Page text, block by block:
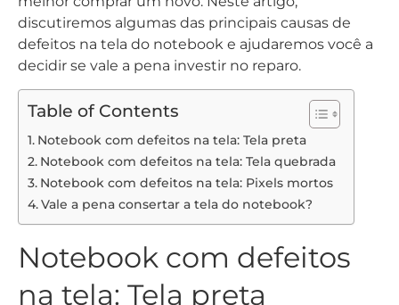
Notebook com defeitos na tela: Tela quebrada
Notebook com defeitos na tela: Pixels mortos
Vale a pena consertar a tela do notebook?
Notebook com defeitos
na tela: Tela preta
Um dos problemas mais comuns com a tela do
aparelho é o famoso “tela preta”. Isso pode ser
causado por uma variedade de fatores, como
problemas na placa-mãe, no cabo flat, na tela em si
ou no inversor, que é um componente que regula
a alimentação de energia da tela, e quando